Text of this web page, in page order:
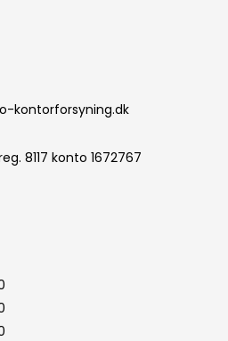
kontorforsyning.dk
8117 konto 1672767